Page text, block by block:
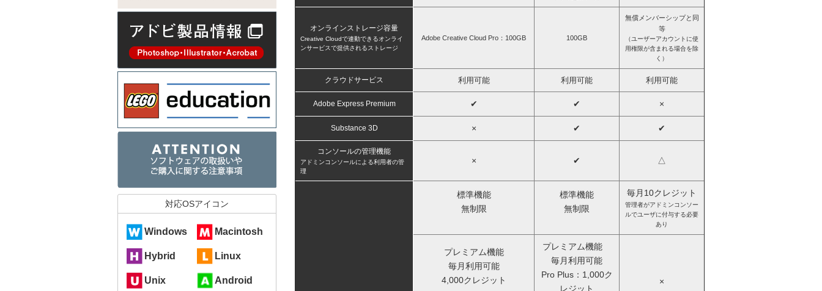
オンラインストレージ容量
Creative Cloudで連動できるオンライ
ンサービスで提供されるストレージ
Adobe Creative Cloud Pro：100GB 100GB
無償メンバーシップと同
等
（ユーザーアカウントに使
用権限が含まれる場合を除
く）
クラウドサービス 利用可能 利用可能 利用可能
Adobe Express Premium ✔ ✔ ×
Substance 3D × ✔ ✔
コンソールの管理機能
アドミンコンソールによる利用者の管
理
× ✔ △
標準機能
無制限
標準機能
無制限
毎月10クレジット
管理者がアドミンコンソー
ルでユーザに付与する必要
あり
プレミアム機能
毎月利用可能
4,000クレジット
プレミアム機能
毎月利用可能
Pro Plus：1,000ク
レジット
×
対応OSアイコン
Windows Macintosh
Hybrid Linux
Unix Android